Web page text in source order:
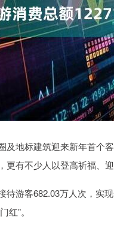
地标建筑迎来新年首个
有不少人以登高祈福、
游客682.03万人次，实
”。